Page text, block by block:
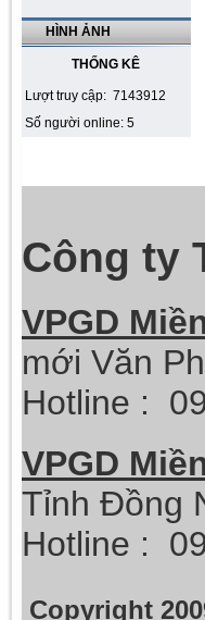
HÌNH ẢNH
THỐNG KÊ
Lượt truy cập: 7143912
Số người online: 5
Công ty
VPGD
mới Văn
Hotline :
VPGD
Tỉnh Đồng
Hotline :
Copyright